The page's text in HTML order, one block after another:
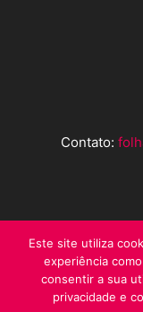
Contato:
Este site utiliza
experiência
consentir a sua
privacidade e